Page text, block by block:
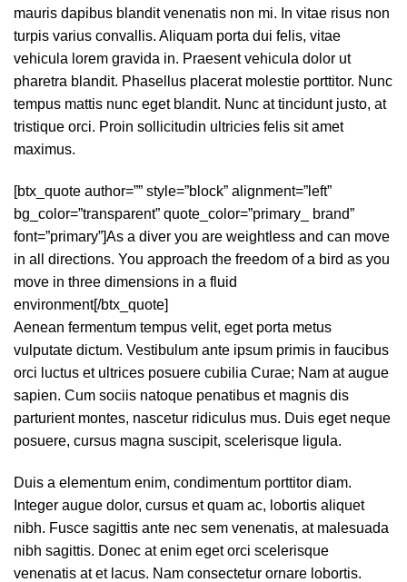
mauris dapibus blandit venenatis non mi. In vitae risus non
turpis varius convallis. Aliquam porta dui felis, vitae
vehicula lorem gravida in. Praesent vehicula dolor ut
pharetra blandit. Phasellus placerat molestie porttitor. Nunc
tempus mattis nunc eget blandit. Nunc at tincidunt justo, at
tristique orci. Proin sollicitudin ultricies felis sit amet
maximus.
[btx_quote author=”” style=”block” alignment=”left”
bg_color=”transparent” quote_color=”primary_ brand”
font=”primary”]As a diver you are weightless and can move
in all directions. You approach the freedom of a bird as you
move in three dimensions in a fluid
environment[/btx_quote]
Aenean fermentum tempus velit, eget porta metus
vulputate dictum. Vestibulum ante ipsum primis in faucibus
orci luctus et ultrices posuere cubilia Curae; Nam at augue
sapien. Cum sociis natoque penatibus et magnis dis
parturient montes, nascetur ridiculus mus. Duis eget neque
posuere, cursus magna suscipit, scelerisque ligula.
Duis a elementum enim, condimentum porttitor diam.
Integer augue dolor, cursus et quam ac, lobortis aliquet
nibh. Fusce sagittis ante nec sem venenatis, at malesuada
nibh sagittis. Donec at enim eget orci scelerisque
venenatis at et lacus. Nam consectetur ornare lobortis.